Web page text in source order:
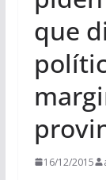
que
16/12/2015